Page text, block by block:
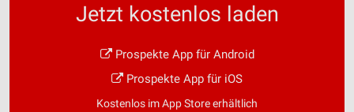
Jetzt kostenlos laden
Prospekte App für Android
Prospekte App für iOS
Kostenlos im App Store erhältlich